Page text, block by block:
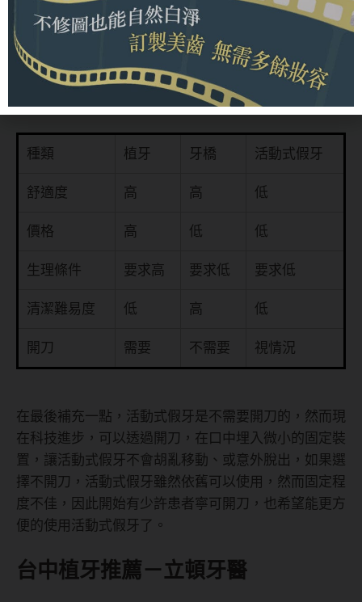
較容易對口腔組織造成傷害等等；另外早期活動式假牙
固定困難，因此容易滑動、飛出口腔，然而現在技術進
步，已經有很多方式能有效固定活動式假牙了。
種類 植牙 牙橋 活動式假牙
舒適度 高 高 低
價格 高 低 低
生理條件 要求高 要求低 要求低
清潔難易度 低 高 低
開刀 需要 不需要 視情況
在最後補充一點，活動式假牙是不需要開刀的，然而現
在科技進步，可以透過開刀，在口中埋入微小的固定裝
置，讓活動式假牙不會胡亂移動、或意外脫出，如果選
擇不開刀，活動式假牙雖然依舊可以使用，然而固定程
度不佳，因此開始有少許患者寧可開刀，也希望能更方
便的使用活動式假牙了。
台中植牙推薦－立頓牙醫